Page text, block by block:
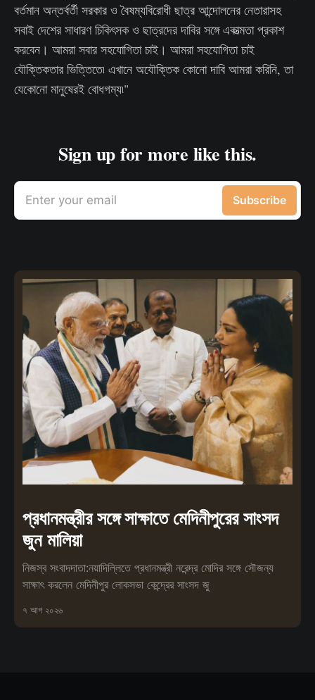
বর্তমান অন্তর্বর্তী সরকার ও বৈষম্যবিরোধী ছাত্র আন্দোলনের নেতারাসহ
সবাই দেশের সাধারণ চিকিৎসক ও ছাত্রদের দাবির সঙ্গে একাত্মতা প্রকাশ
করবেন। আমরা সবার সহযোগিতা চাই। আমরা সহযোগিতা চাই
যৌক্তিকতার ভিত্তিতে৷ এখানে অযৌক্তিক কোনো দাবি আমরা করিনি, তা
যেকোনো মানুষেরই বোধগম্য৷"
Sign up for more like this.
Enter your email Subscribe
প্রধানমন্ত্রীর সঙ্গে সাক্ষাতে মেদিনীপুরের সাংসদ
জুন মালিয়া
নিজস্ব সংবাদদাতা:নয়াদিল্লিতে প্রধানমন্ত্রী নরেন্দ্র মোদির সঙ্গে সৌজন্য
সাক্ষাৎ করলেন মেদিনীপুর লোকসভা কেন্দ্রের সাংসদ জু
৭ আগ ২০২৬